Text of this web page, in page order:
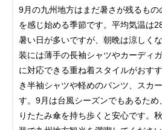
9月の九州地方はまだ暑さが残るも
を感じ始める季節です。平均気温は
暑い日が多いですが、朝晩は涼しく
装には薄手の長袖シャツやカーディ
に対応できる重ね着スタイルがおす
き半袖シャツや軽めのパンツ、スカ
す。9月は台風シーズンでもあるた
りたたみ傘を持ち歩くと安心です。